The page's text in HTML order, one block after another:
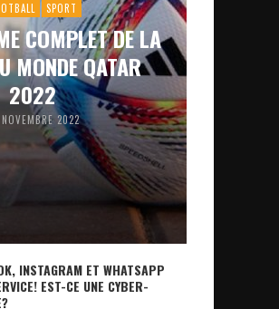
SPORT
COMPLET DE LA
MONDE QATAR
2022
2022
INSTAGRAM ET WHATSAPP
EST-CE UNE CYBER-